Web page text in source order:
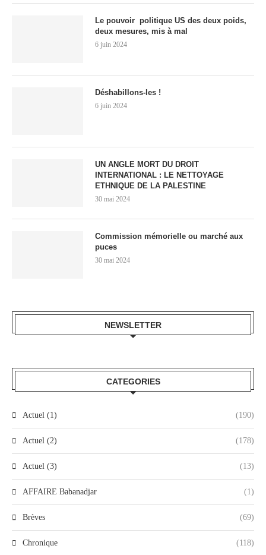
Le pouvoir politique US des deux poids,
deux mesures, mis à mal
6 juin 2024
Déshabillons-les !
6 juin 2024
UN ANGLE MORT DU DROIT
INTERNATIONAL : LE NETTOYAGE
ETHNIQUE DE LA PALESTINE
30 mai 2024
Commission mémorielle ou marché aux
puces
30 mai 2024
NEWSLETTER
CATEGORIES
Actuel (1) (190)
Actuel (2) (178)
Actuel (3) (13)
AFFAIRE Babanadjar (1)
Brèves (69)
Chronique (118)